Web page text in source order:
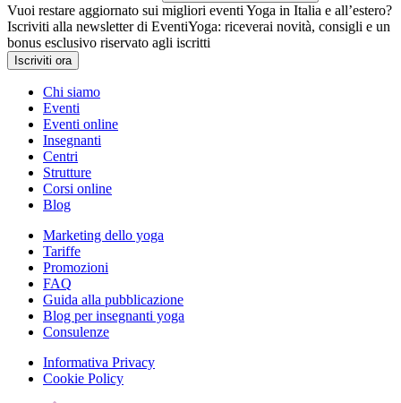
Vuoi restare aggiornato sui migliori eventi Yoga in Italia e all’estero?
Iscriviti alla newsletter di EventiYoga: riceverai novità, consigli e un
bonus esclusivo riservato agli iscritti
Iscriviti ora
Chi siamo
Eventi
Eventi online
Insegnanti
Centri
Strutture
Corsi online
Blog
Marketing dello yoga
Tariffe
Promozioni
FAQ
Guida alla pubblicazione
Blog per insegnanti yoga
Consulenze
Informativa Privacy
Cookie Policy